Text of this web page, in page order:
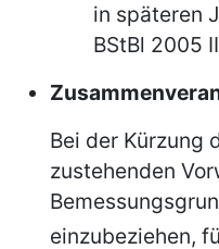
in späteren
BStBl 2005
Bei der Kürzung
zustehenden
einzubeziehen,